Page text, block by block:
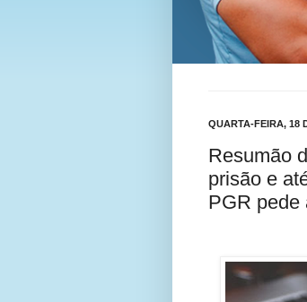
QUARTA-FEIRA, 18
Resumão
prisão e
PGR pede